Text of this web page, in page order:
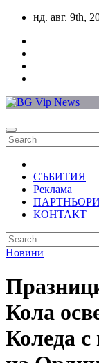
Skip
content
нд. авг. 9th,
СЪБИТИЯ
Реклама
ПАРТНЬОРИ
КОНТАКТ
Новини
Кола
Коледа с